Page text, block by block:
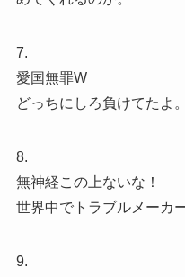
7.
愛国無罪W
どっちにしろ負けてたよ。
8.
無神経この上ないな！
世界中でトラブルメーカ
9.